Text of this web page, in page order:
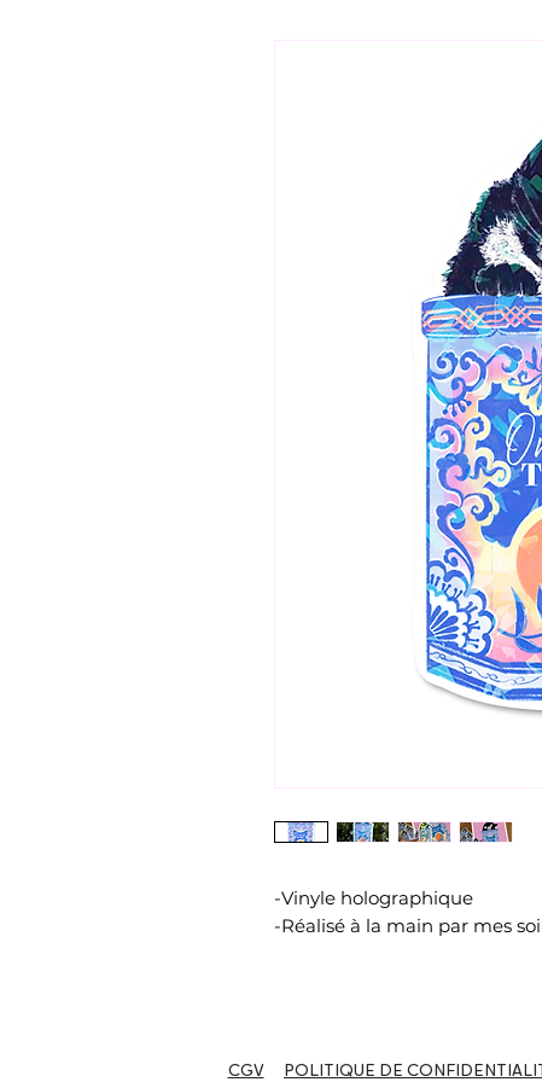
-Vinyle holographique
-Réalisé à la main par mes
CGV POLITIQUE DE